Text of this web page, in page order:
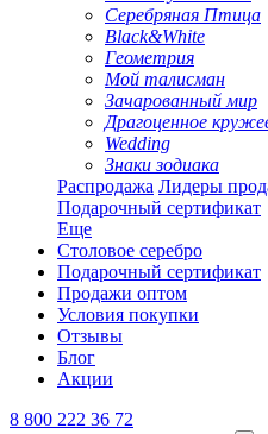
Серебряная Птица
Black&White
Геометрия
Мой талисман
Зачарованный мир
Драгоценное
Wedding
Знаки зодиака
Распродажа Лидеры
Подарочный сертификат
Еще
Столовое серебро
Подарочный сертификат
Продажи оптом
Условия покупки
Отзывы
Блог
Акции
8 800 222 36 72